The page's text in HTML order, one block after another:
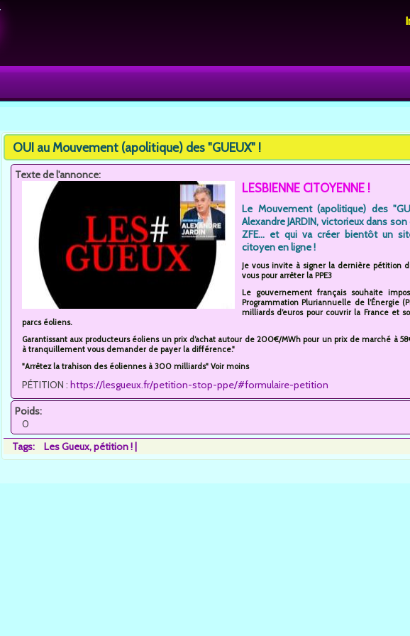
Vous êtes ici
OUI au Mouvement (apolitique) des "GUEUX" !
Texte de l'annonce:
LESBIENNE CITOYENNE !
Le Mouvement (apolitique) des
Alexandre JARDIN, victorieux dans
ZFE... et qui va créer bientôt un
citoyen en ligne !
Je vous invite à signer la dernière pétition
vous pour arrêter la PPE3
Le gouvernement français souhaite
Programmation Pluriannuelle de l’Énergie
milliards d’euros pour couvrir la France et
parcs éoliens.
Garantissant aux producteurs éoliens un prix d’achat autour de 200€/MWh pour un prix de marché à
à tranquillement vous demander de payer la différence."
"Arrêtez la trahison des éoliennes à 300 milliards" Voir moins
PÉTITION : https://lesgueux.fr/petition-stop-ppe/#formulaire-petition
Poids:
0
Tags:
Les Gueux pétition !